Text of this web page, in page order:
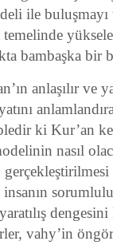
ile
temelinde
bambaşka
anlaşılır ve
ki Kur’an
nasıl
vahy’in